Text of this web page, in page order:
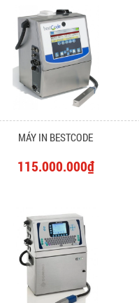
MÁY IN BESTCODE
115.000.000₫